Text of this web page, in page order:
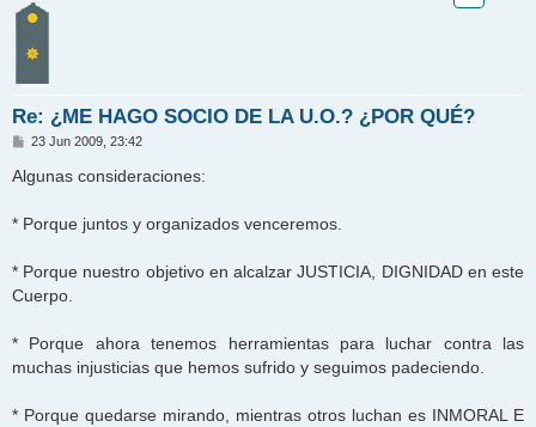
Re: ¿ME HAGO SOCIO DE LA U.O.? ¿POR QUÉ?
M
n
s
j
e
23 Jun 2009, 23:42
Algunas consideraciones:
* Porque juntos y organizados venceremos.
* Porque nuestro objetivo en alcalzar JUSTICIA, DIGNIDAD en este
Cuerpo.
* Porque ahora tenemos herramientas para luchar contra las
muchas injusticias que hemos sufrido y seguimos padeciendo.
* Porque quedarse mirando, mientras otros luchan es INMORAL E